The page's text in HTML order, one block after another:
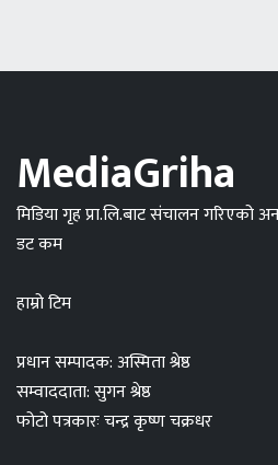
MediaGriha
मिडिया गृह प्रा.लि.बाट संचालन गरिएको
डट कम
हाम्रो टिम
प्रधान सम्पादक: अस्मिता श्रेष्ठ
सम्वाददाता: सुगन श्रेष्ठ
फोटो पत्रकारः चन्द्र कृष्ण चक्रधर